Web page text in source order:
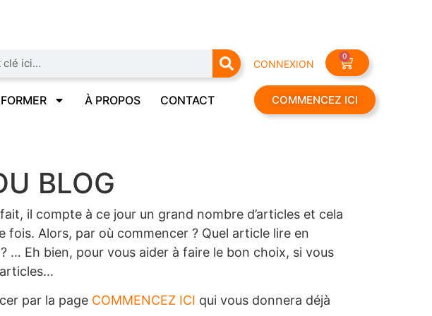
CONNEXION
0
À PROPOS CONTACT COMMENCEZ ICI
BLOG
il compte à ce jour un grand nombre d’articles et cela
fois. Alors, par où commencer ? Quel article lire en
… Eh bien, pour vous aider à faire le bon choix, si vous
par la page COMMENCEZ ICI qui vous donnera déjà